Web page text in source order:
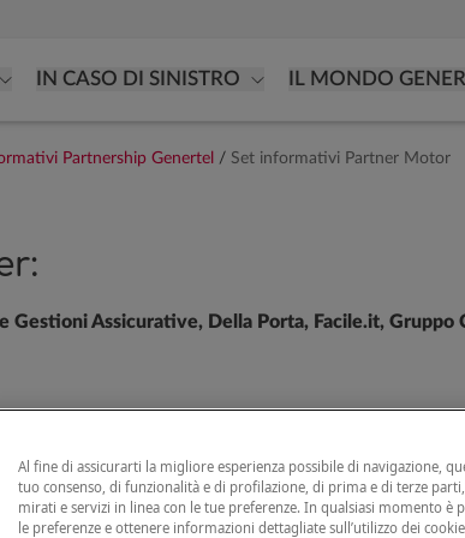
IN CASO DI SINISTRO IL MONDO
Partnership Genertel / Set informativi Partner Motor
Gestioni Assicurative, Della Porta, Facile.it, Gruppo
Al fine di assicurarti la migliore esperienza possibile di navigazione,
tuo consenso, di funzionalità e di profilazione, di prima e di terze
mirati e servizi in linea con le tue preferenze. In qualsiasi momento è
le preferenze e ottenere informazioni dettagliate sull’utilizzo dei cookie